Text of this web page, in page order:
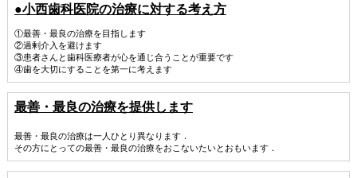
●小西歯科医院の治療に対する考え方
①最善・最良の治療を目指します
②過剰介入を避けます
③患者さんと歯科医療者が心を通じ合うことが重要です
④歯を大切にすることを第一に考えます
最善・最良の治療を提供します
最善・最良の治療は一人ひとり異なります．
その方にとっての最善・最良の治療をおこないたいとおもいます．